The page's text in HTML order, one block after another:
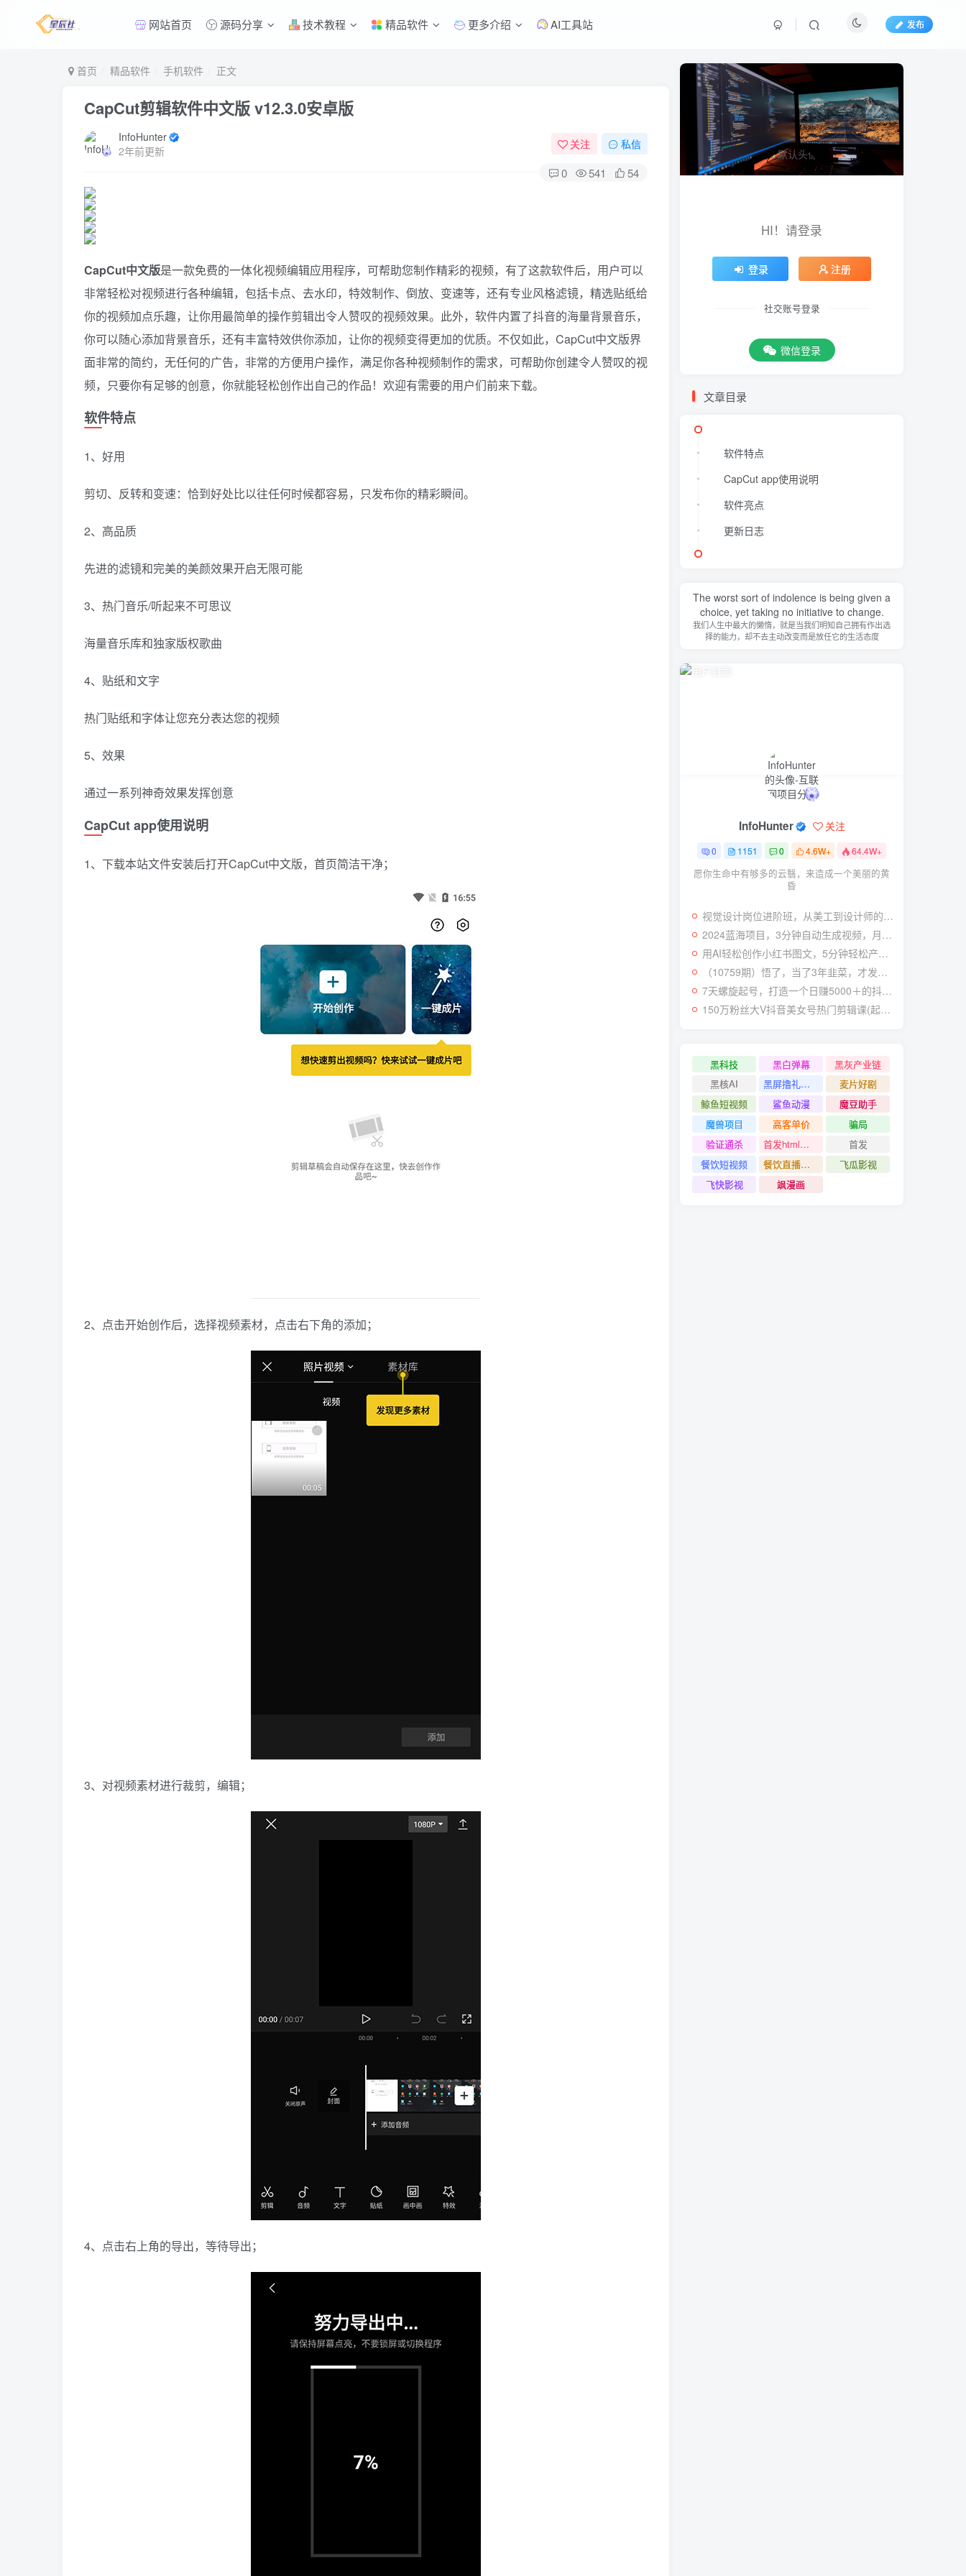
网站首页 源码分享 技术教程 精品软件 更多介绍 AI工具站 发布
首页 精品软件 手机软件 正文
CapCut剪辑软件中文版 v12.3.0安卓版
InfoHunter
2年前更新
关注 私信
0 541 54
CapCut中文版是一款免费的一体化视频编辑应用程序，可帮助您制作精彩的视频，有了这款软件后，用户可以
非常轻松对视频进行各种编辑，包括卡点、去水印，特效制作、倒放、变速等，还有专业风格滤镜，精选贴纸给
你的视频加点乐趣，让你用最简单的操作剪辑出令人赞叹的视频效果。此外，软件内置了抖音的海量背景音乐，
你可以随心添加背景音乐，还有丰富特效供你添加，让你的视频变得更加的优质。不仅如此，CapCut中文版界
面非常的简约，无任何的广告，非常的方便用户操作，满足你各种视频制作的需求，可帮助你创建令人赞叹的视
频，只要你有足够的创意，你就能轻松创作出自己的作品！欢迎有需要的用户们前来下载。
软件特点
1、好用
剪切、反转和变速：恰到好处比以往任何时候都容易，只发布你的精彩瞬间。
2、高品质
先进的滤镜和完美的美颜效果开启无限可能
3、热门音乐/听起来不可思议
海量音乐库和独家版权歌曲
4、贴纸和文字
热门贴纸和字体让您充分表达您的视频
5、效果
通过一系列神奇效果发挥创意
CapCut app使用说明
1、下载本站文件安装后打开CapCut中文版，首页简洁干净；
2、点击开始创作后，选择视频素材，点击右下角的添加；
3、对视频素材进行裁剪，编辑；
4、点击右上角的导出，等待导出；
HI！请登录
登录 注册
社交账号登录
微信登录
文章目录
软件特点
CapCut app使用说明
软件亮点
更新日志
The worst sort of indolence is being given a
choice, yet taking no initiative to change.
我们人生中最大的懒惰，就是当我们明知自己拥有作出选
择的能力，却不去主动改变而是放任它的生活态度
InfoHunter 关注
0 1151 0 4.6W+ 64.4W+
愿你生命中有够多的云翳，来造成一个美丽的黄
昏
视觉设计岗位进阶班，从美工到设计师的蜕变（4节视频课程）
2024蓝海项目，3分钟自动生成视频，月入过万
用AI轻松创作小红书图文，5分钟轻松产出300条小红书爆款笔记！
（10759期）悟了，当了3年韭菜，才发现网赚圈年赚100万的核心是卖项目，含泪分享！
7天螺旋起号，打造一个日赚5000＋的抖音壁纸号（价值688）
150万粉丝大V抖音美女号热门剪辑课(起号 过原创 素材来源 无人直播 变现)
黑科技 黑白弹幕
黑灰产业链
黑核AI
黑屏撸礼物撸门票
麦片好剧
鲸鱼短视频
鲨鱼动漫
魔豆助手
魔兽项目
高客单价
骗局
验证通杀
首发html小霸王游戏网站搭建项目
首发
餐饮短视频
餐饮直播引流
飞瓜影视
飞快影视
飒漫画